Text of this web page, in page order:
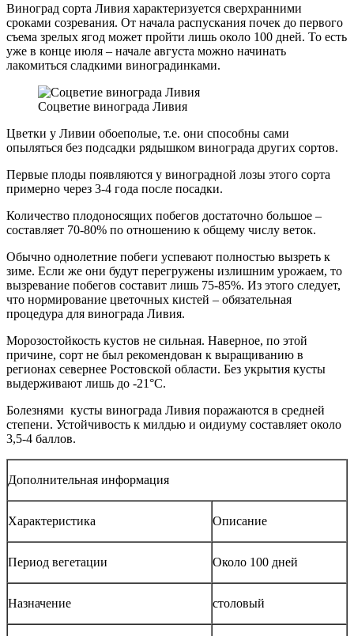
Виноград сорта Ливия характеризуется сверхранними
сроками созревания. От начала распускания почек до первого
съема зрелых ягод может пройти лишь около 100 дней. То есть
уже в конце июля – начале августа можно начинать
лакомиться сладкими виноградинками.
Соцветие винограда Ливия
Цветки у Ливии обоеполые, т.е. они способны сами
опыляться без подсадки рядышком винограда других сортов.
Первые плоды появляются у виноградной лозы этого сорта
примерно через 3-4 года после посадки.
Количество плодоносящих побегов достаточно большое –
составляет 70-80% по отношению к общему числу веток.
Обычно однолетние побеги успевают полностью вызреть к
зиме. Если же они будут перегружены излишним урожаем, то
вызревание побегов составит лишь 75-85%. Из этого следует,
что нормирование цветочных кистей – обязательная
процедура для винограда Ливия.
Морозостойкость кустов не сильная. Наверное, по этой
причине, сорт не был рекомендован к выращиванию в
регионах севернее Ростовской области. Без укрытия кусты
выдерживают лишь до -21°С.
Болезнями кусты винограда Ливия поражаются в средней
степени. Устойчивость к милдью и оидиуму составляет около
3,5-4 баллов.
Дополнительная информация
Характеристика Описание
Период вегетации Около 100 дней
Назначение столовый